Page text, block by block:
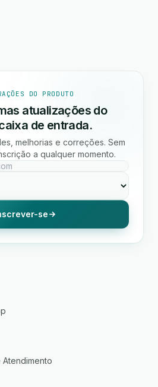
DO PRODUTO
atualizações do
de entrada.
melhorias e correções. Sem
a qualquer momento.
se